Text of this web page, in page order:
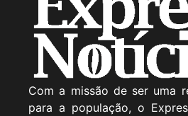
Com a missão de ser uma
para a população, o